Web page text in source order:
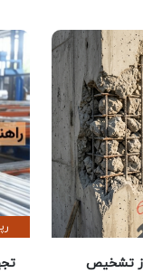
تشخیص